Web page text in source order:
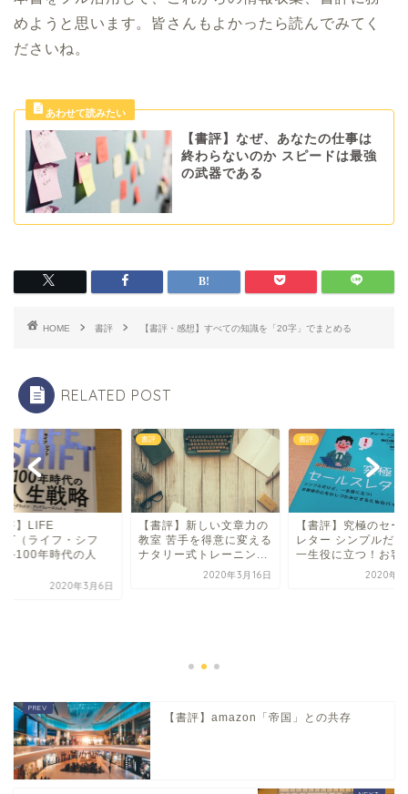
めようと思います。皆さんもよかったら読んでみてく
ださいね。
【書評】なぜ、あなたの仕事は
終わらないのか スピードは最強
の武器である
HOME 書評 【書評・感想】すべての知識を「20字」でまとめる
RELATED POST
評】LIFE
（ライフ・シフ
―100年時代の人
2020年3月6日
書評
【書評】新しい文章力の
教室 苦手を得意に変える
ナタリー式トレーニン...
2020年3月16日
書評
【書評】究極のセー
レター シンプルだ
一生役に立つ！お客
2020年3
【書評】amazon「帝国」との共存